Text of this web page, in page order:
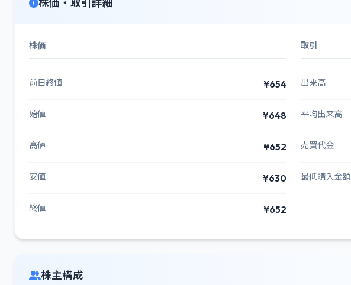
株価
前日終値 ¥654
始値 ¥648
高値 ¥652
安値 ¥630
終値 ¥652
取引
出来高
平均出来高
売買代金
最低購入金額
株主構成